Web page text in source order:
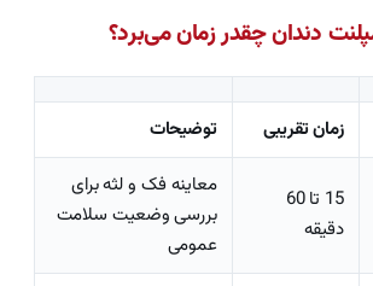
دندان چقدر زمان می‌برد؟
زمان تقریبی توضیحات
15 تا 60
دقیقه
معاینه فک و لثه برای
بررسی وضعیت سلامت
عمومی